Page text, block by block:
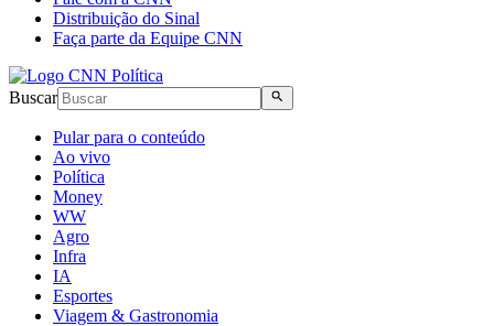
Distribuição do Sinal
Faça parte da Equipe CNN
Buscar
Pular para o conteúdo
Ao vivo
Política
Money
WW
Agro
Infra
IA
Esportes
Viagem & Gastronomia